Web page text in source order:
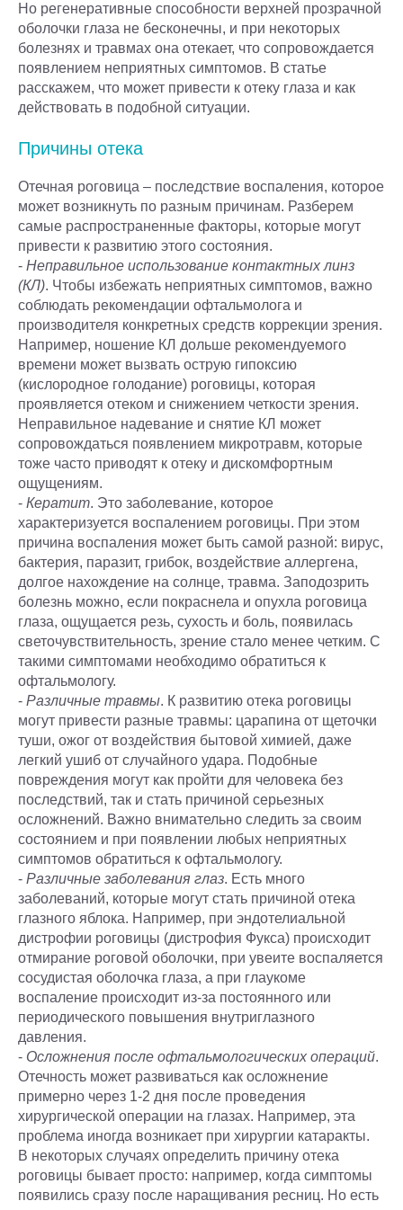
Но регенеративные способности верхней прозрачной
оболочки глаза не бесконечны, и при некоторых
болезнях и травмах она отекает, что сопровождается
появлением неприятных симптомов. В статье
расскажем, что может привести к отеку глаза и как
действовать в подобной ситуации.
Причины отека
Отечная роговица – последствие воспаления, которое
может возникнуть по разным причинам. Разберем
самые распространенные факторы, которые могут
привести к развитию этого состояния.
- Неправильное использование контактных линз
(КЛ). Чтобы избежать неприятных симптомов, важно
соблюдать рекомендации офтальмолога и
производителя конкретных средств коррекции зрения.
Например, ношение КЛ дольше рекомендуемого
времени может вызвать острую гипоксию
(кислородное голодание) роговицы, которая
проявляется отеком и снижением четкости зрения.
Неправильное надевание и снятие КЛ может
сопровождаться появлением микротравм, которые
тоже часто приводят к отеку и дискомфортным
ощущениям.
- Кератит. Это заболевание, которое
характеризуется воспалением роговицы. При этом
причина воспаления может быть самой разной: вирус,
бактерия, паразит, грибок, воздействие аллергена,
долгое нахождение на солнце, травма. Заподозрить
болезнь можно, если покраснела и опухла роговица
глаза, ощущается резь, сухость и боль, появилась
светочувствительность, зрение стало менее четким. С
такими симптомами необходимо обратиться к
офтальмологу.
- Различные травмы. К развитию отека роговицы
могут привести разные травмы: царапина от щеточки
туши, ожог от воздействия бытовой химией, даже
легкий ушиб от случайного удара. Подобные
повреждения могут как пройти для человека без
последствий, так и стать причиной серьезных
осложнений. Важно внимательно следить за своим
состоянием и при появлении любых неприятных
симптомов обратиться к офтальмологу.
- Различные заболевания глаз. Есть много
заболеваний, которые могут стать причиной отека
глазного яблока. Например, при эндотелиальной
дистрофии роговицы (дистрофия Фукса) происходит
отмирание роговой оболочки, при увеите воспаляется
сосудистая оболочка глаза, а при глаукоме
воспаление происходит из-за постоянного или
периодического повышения внутриглазного
давления.
- Осложнения после офтальмологических операций.
Отечность может развиваться как осложнение
примерно через 1-2 дня после проведения
хирургической операции на глазах. Например, эта
проблема иногда возникает при хирургии катаракты.
В некоторых случаях определить причину отека
роговицы бывает просто: например, когда симптомы
появились сразу после наращивания ресниц. Но есть